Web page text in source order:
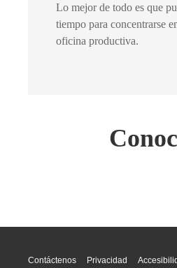
Lo mejor de todo es que
tiempo para concentrarse
oficina productiva.
Contáctenos Privacidad